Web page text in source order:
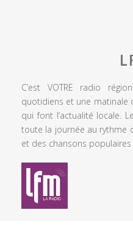
C’est VOTRE radio
quotidiens et une matinale
qui font l’actualité locale.
toute la journée au rythme
et des chansons populaires